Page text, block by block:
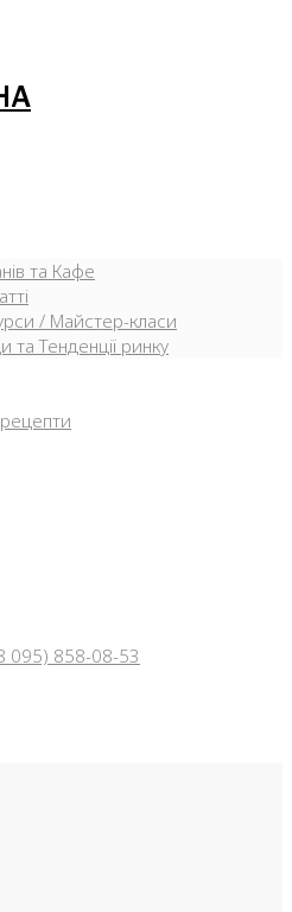
та Кафе
/ Майстер-класи
та Тенденції ринку
рецепти
095) 858-08-53